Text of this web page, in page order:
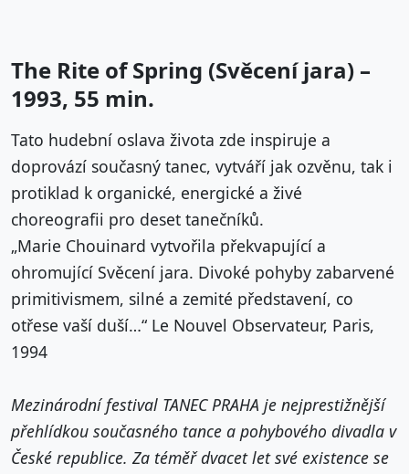
The Rite of Spring (Svěcení jara) –
1993, 55 min.
Tato hudební oslava života zde inspiruje a
doprovází současný tanec, vytváří jak ozvěnu, tak i
protiklad k organické, energické a živé
choreografii pro deset tanečníků.
„Marie Chouinard vytvořila překvapující a
ohromující Svěcení jara. Divoké pohyby zabarvené
primitivismem, silné a zemité představení, co
otřese vaší duší…“ Le Nouvel Observateur, Paris,
1994
Mezinárodní festival TANEC PRAHA je nejprestižnější
přehlídkou současného tance a pohybového divadla v
České republice. Za téměř dvacet let své existence se